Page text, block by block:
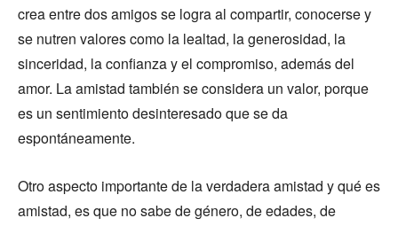
crea entre dos amigos se logra al compartir, conocerse y
se nutren valores como la lealtad, la generosidad, la
sinceridad, la confianza y el compromiso, además del
amor. La amistad también se considera un valor, porque
es un sentimiento desinteresado que se da
espontáneamente.
Otro aspecto importante de la verdadera amistad y qué es
amistad, es que no sabe de género, de edades, de